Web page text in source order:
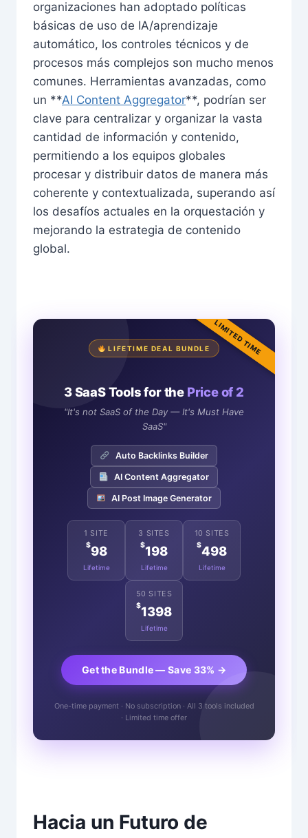
organizaciones han adoptado políticas
básicas de uso de IA/aprendizaje
automático, los controles técnicos y de
procesos más complejos son mucho menos
comunes. Herramientas avanzadas, como
un **AI Content Aggregator**, podrían ser
clave para centralizar y organizar la vasta
cantidad de información y contenido,
permitiendo a los equipos globales
procesar y distribuir datos de manera más
coherente y contextualizada, superando así
los desafíos actuales en la orquestación y
mejorando la estrategia de contenido
global.
LIMITED TIME
LIFETIME DEAL BUNDLE
3 SaaS Tools for the Price of 2
"It's not SaaS of the Day — It's Must Have
SaaS"
Auto Backlinks Builder
AI Content Aggregator
AI Post Image Generator
1 SITE
$98
Lifetime
3 SITES
$198
Lifetime
10 SITES
$498
Lifetime
50 SITES
$1398
Lifetime
Get the Bundle — Save 33% →
One-time payment · No subscription · All 3 tools included
· Limited time offer
Hacia un Futuro de